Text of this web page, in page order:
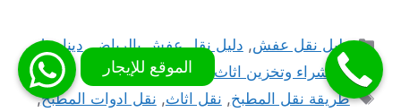
التصنيفات
دليل نقل عفش, دليل نقل عفش بالرياض,دينا نقل
عفش
شراء وتخزين اثاث
نقل عفش
الوسوم
طريقة نقل المطبخ, نقل اثاث, نقل ادوات المطبخ,